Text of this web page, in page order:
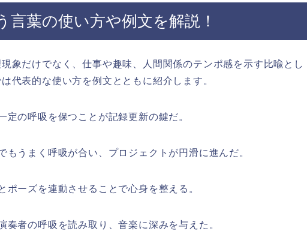
言葉の使い方や例文を解説！
象だけでなく、仕事や趣味、人間関係のテンポ感を示す比喩とし
代表的な使い方を例文とともに紹介します。
定の呼吸を保つことが記録更新の鍵だ。
もうまく呼吸が合い、プロジェクトが円滑に進んだ。
ポーズを連動させることで心身を整える。
奏者の呼吸を読み取り、音楽に深みを与えた。